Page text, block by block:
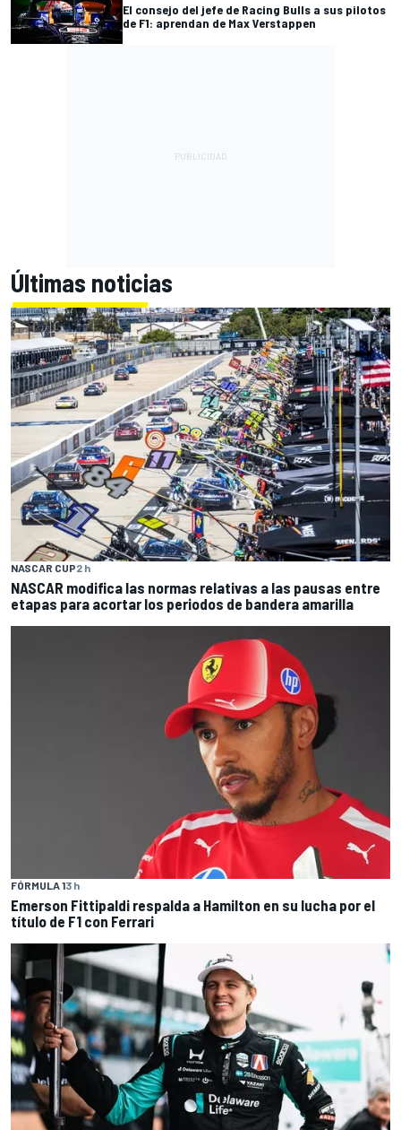
El consejo del jefe de Racing Bulls a sus pilotos
de F1: aprendan de Max Verstappen
Últimas noticias
NASCAR CUP2 h
NASCAR modifica las normas relativas a las pausas entre
etapas para acortar los periodos de bandera amarilla
FÓRMULA 13 h
Emerson Fittipaldi respalda a Hamilton en su lucha por el
título de F1 con Ferrari